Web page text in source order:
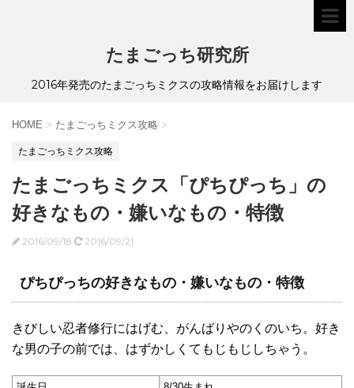
たまごっち研究所
2016年発売のたまごっちミクスの攻略情報をお届けします
HOME > たまごっちミクス攻略 >
たまごっちミクス攻略
たまごっちミクス「ぴちぴっち」の
好きなもの・嫌いなもの・特徴
2016/09/18 2016/09/21
ぴちぴっちの好きなもの・嫌いなもの・特徴
きびしい忍者修行にはげむ、がんばりやのくのいち。好き
な男の子の前では、はずかしくてもじもじしちゃう。